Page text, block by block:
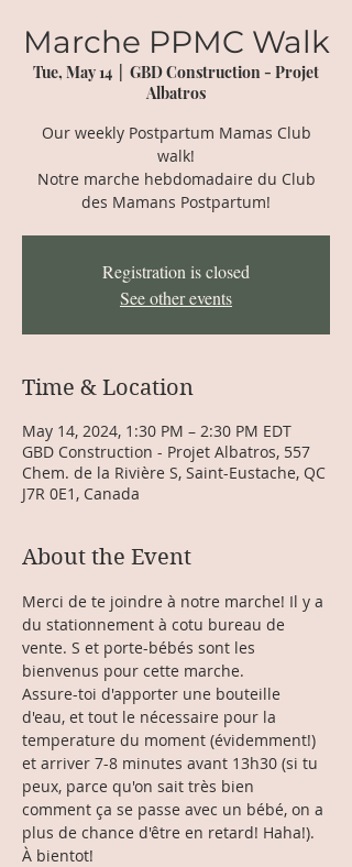
Marche PPMC Walk
Tue, May 14
GBD Construction - Projet
Albatros
Our weekly Postpartum Mamas Club
walk!
Notre marche hebdomadaire du Club
des Mamans Postpartum!
Registration is closed
See other events
Time & Location
May 14, 2024, 1:30 PM – 2:30 PM EDT
GBD Construction - Projet Albatros, 557
Chem. de la Rivière S, Saint-Eustache, QC
J7R 0E1, Canada
About the Event
Merci de te joindre à notre marche! Il y a
du stationnement à cotu bureau de
vente. S et porte-bébés sont les
bienvenus pour cette marche.
Assure-toi d'apporter une bouteille
d'eau, et tout le nécessaire pour la
temperature du moment (évidemment!)
et arriver 7-8 minutes avant 13h30 (si tu
peux, parce qu'on sait très bien
comment ça se passe avec un bébé, on a
plus de chance d'être en retard! Haha!).
À bientot!